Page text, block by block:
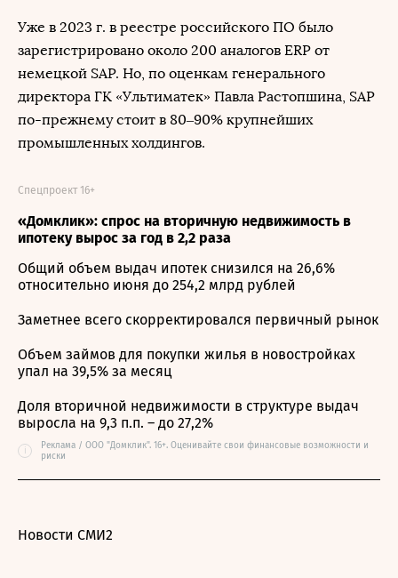
Уже в 2023 г. в реестре российского ПО было
зарегистрировано около 200 аналогов ERP от
немецкой SAP. Но, по оценкам генерального
директора ГК «Ультиматек» Павла Растопшина, SAP
по-прежнему стоит в 80–90% крупнейших
промышленных холдингов.
«Домклик»: спрос на вторичную недвижимость в
ипотеку вырос за год в 2,2 раза
Спецпроект 16+
Общий объем выдач ипотек снизился на 26,6%
относительно июня до 254,2 млрд рублей
Заметнее всего скорректировался первичный рынок
Объем займов для покупки жилья в новостройках
упал на 39,5% за месяц
Доля вторичной недвижимости в структуре выдач
выросла на 9,3 п.п. – до 27,2%
i
Реклама / ООО "Домклик". 16+. Оценивайте свои финансовые возможности и
риски
Новости СМИ2